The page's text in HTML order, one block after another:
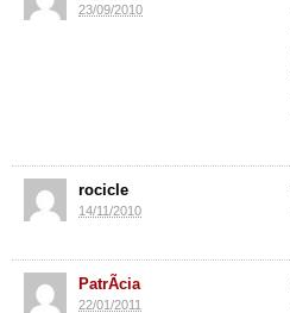
23/09/2010
rocicle
14/11/2010
PatrÃ­cia
22/01/2011